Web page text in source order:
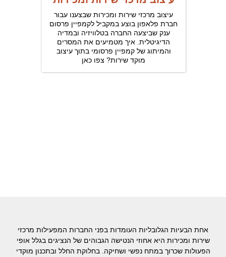
עיצוב מרכזי שירות ומכירות שבצענו עבור
חברת פלאפון בוצע במקביל לקמפיין פרסום
ענק שביצעה החברה בטלוויזיה ובמדיה
הדיגיטלית. איך מטמיעים את המסרים
והמיתוג של קמפיין פרסומי בתוך עיצוב
מוקד שירות? צפו כאן
אחת הבעיות הגלובליות העומדות בפני החברות המפעילות מרכזי
שירות ומכירות היא אחוזי הנטישה הגבוהים של הנציגים בגלל אופי
הפעולות שכרוך במתח נפשי ושחיקה. בחלוקת החלל ובתכנון מוקדי